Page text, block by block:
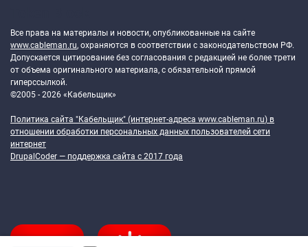
Все права на материалы и новости, опубликованные на сайте
www.cableman.ru, охраняются в соответствии с законодательством РФ.
Допускается цитирование без согласования с редакцией не более трети
от объема оригинального материала, с обязательной прямой
гиперссылкой.
©2005 - 2026 «Кабельщик»
Политика сайта "Кабельщик" (интернет-адреса www.cableman.ru) в
отношении обработки персональных данных пользователей сети
интернет
DrupalCoder — поддержка сайта c 2017 года